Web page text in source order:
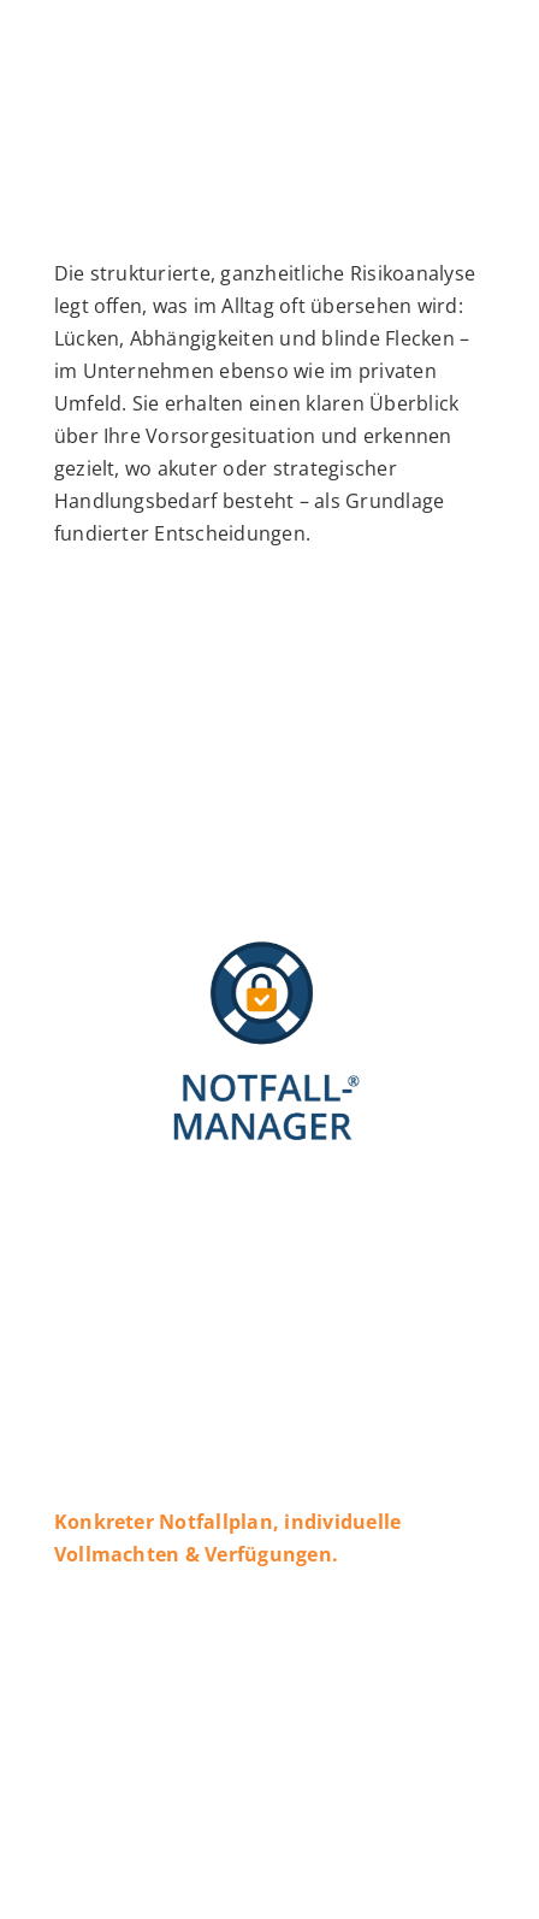
Die strukturierte, ganzheitliche Risikoanalyse
legt offen, was im Alltag oft übersehen wird:
Lücken, Abhängigkeiten und blinde Flecken –
im Unternehmen ebenso wie im privaten
Umfeld. Sie erhalten einen klaren Überblick
über Ihre Vorsorgesituation und erkennen
gezielt, wo akuter oder strategischer
Handlungsbedarf besteht – als Grundlage
fundierter Entscheidungen.
Konkreter Notfallplan, individuelle
Vollmachten & Verfügungen.